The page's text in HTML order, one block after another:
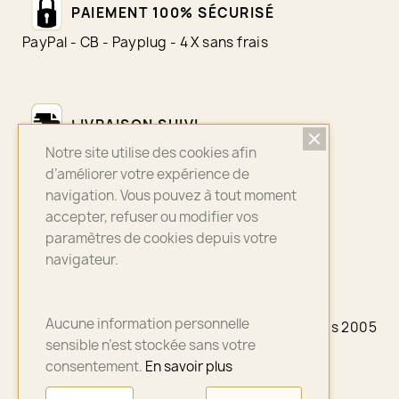
PAIEMENT 100% SÉCURISÉ
PayPal - CB - Payplug - 4 X sans frais
LIVRAISON SUIVI
Colissimo - Chronopost - Mondial Relay
ASSURANCE QUALITÉ
Bijoux sélectionnés avec soin
© 2026 - A3PLUS2 - La petite Française depuis 2005
- Paris
Notre site utilise des cookies afin
d’améliorer votre expérience de
navigation. Vous pouvez à tout moment
accepter, refuser ou modifier vos
paramètres de cookies depuis votre
navigateur.
Aucune information personnelle
sensible n’est stockée sans votre
consentement. En savoir plus